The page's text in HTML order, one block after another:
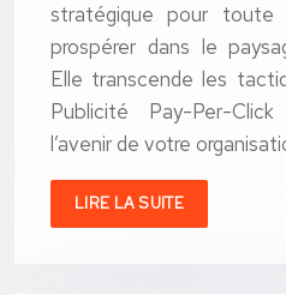
stratégique pour toute
prospérer dans le
Elle transcende les
Publicité Pay-Per-
l’avenir de votre
LIRE LA SUITE